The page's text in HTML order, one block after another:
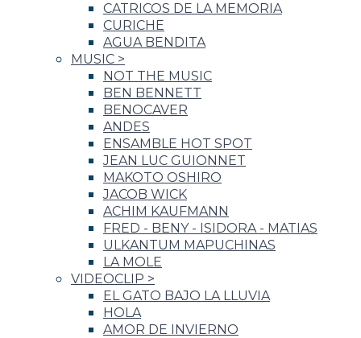
CATRICOS DE LA MEMORIA
CURICHE
AGUA BENDITA
MUSIC >
NOT THE MUSIC
BEN BENNETT
BENOCAVER
ANDES
ENSAMBLE HOT SPOT
JEAN LUC GUIONNET
MAKOTO OSHIRO
JACOB WICK
ACHIM KAUFMANN
FRED - BENY - ISIDORA - MATIAS
ULKANTUM MAPUCHINAS
LA MOLE
VIDEOCLIP >
EL GATO BAJO LA LLUVIA
HOLA
AMOR DE INVIERNO